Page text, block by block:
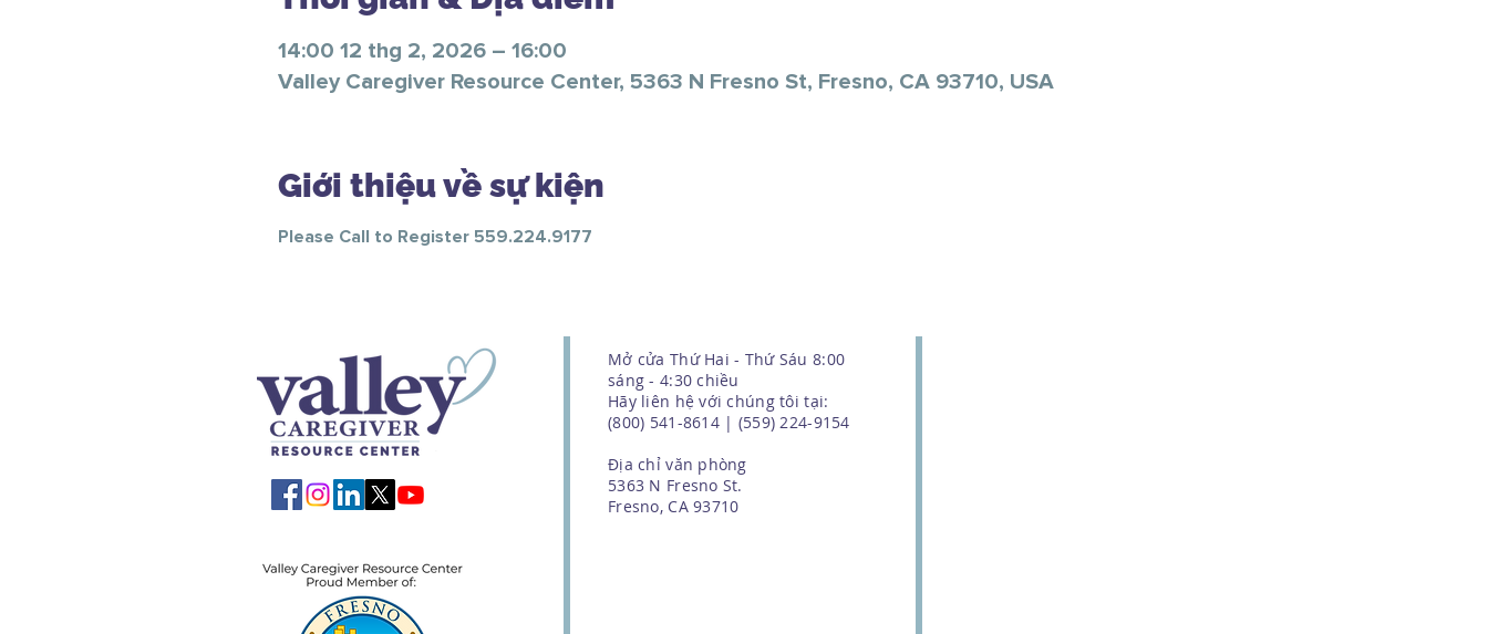
14:00 12 thg 2, 2026 – 16:00
Valley Caregiver Resource Center, 5363 N Fresno St, Fresno, CA 93710, USA
Giới thiệu về sự kiện
Please Call to Register 559.224.9177
Mở cửa Thứ Hai - Thứ Sáu 8:00
sáng - 4:30 chiều
Hãy liên hệ với chúng tôi tại:
(800) 541-8614 | (559) 224-9154
Địa chỉ văn phòng
5363 N Fresno St.
Fresno, CA 93710